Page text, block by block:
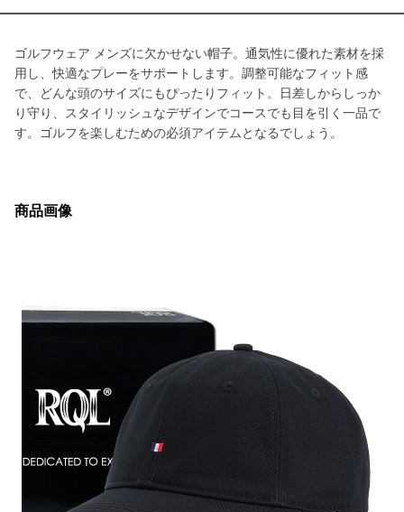
ゴルフウェア メンズに欠かせない帽子。通気性に優れた素材を採
用し、快適なプレーをサポートします。調整可能なフィット感
で、どんな頭のサイズにもぴったりフィット。日差しからしっか
り守り、スタイリッシュなデザインでコースでも目を引く一品で
す。ゴルフを楽しむための必須アイテムとなるでしょう。
商品画像